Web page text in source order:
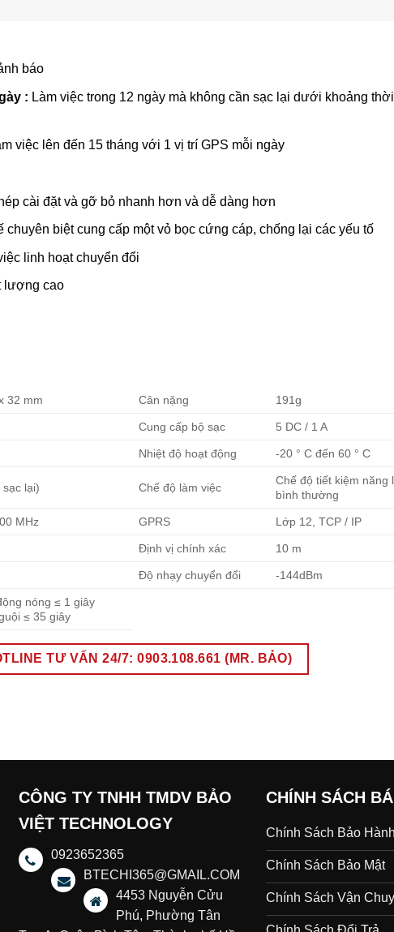
báo
: Làm việc trong 12 ngày mà không cần sạc lại dưới khoảng
việc lên đến 15 tháng với 1 vị trí GPS mỗi ngày
cài đặt và gỡ bỏ nhanh hơn và dễ dàng hơn
chuyên biệt cung cấp một vỏ bọc cứng cáp, chống lại các yếu tố
linh hoạt chuyển đổi
lượng cao
32 mm Cân nặng 191g
Cung cấp bộ sạc 5 DC / 1 A
Nhiệt độ hoạt động -20 ° C đến 60 ° C
sạc lại) Chế độ làm việc
Chế độ tiết kiệm năng
bình thường
MHz GPRS Lớp 12, TCP / IP
Định vị chính xác 10 m
Độ nhạy chuyển đổi -144dBm
nóng ≤ 1 giây
≤ 35 giây
TƯ VẤN 24/7: 0903.108.661 (MR. BẢO)
CÔNG TY TNHH TMDV BẢO
VIỆT TECHNOLOGY
0923652365
BTECHI365@GMAIL.COM
4453 Nguyễn Cửu
Phú, Phường Tân
CHÍNH SÁCH
Chính Sách Bảo Hành
Chính Sách Bảo Mật
Chính Sách Vận